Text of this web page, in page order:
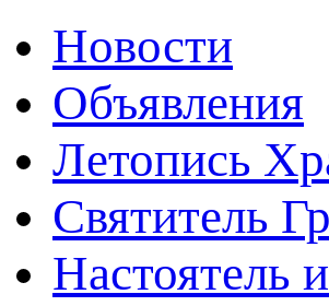
Новости
Объявления
Летопись
Святитель
Настоятель